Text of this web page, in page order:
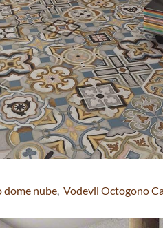
dome nube, Vodevil Octogono